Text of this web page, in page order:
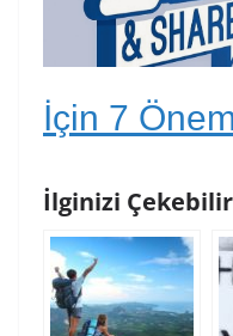
İçin 7
İlginizi Çekebilir